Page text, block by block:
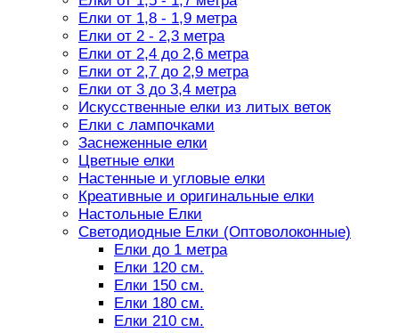
Елки от 1,8 - 1,9 метра
Елки от 2 - 2,3 метра
Елки от 2,4 до 2,6 метра
Елки от 2,7 до 2,9 метра
Елки от 3 до 3,4 метра
Искусственные елки из литых веток
Елки с лампочками
Заснеженные елки
Цветные елки
Настенные и угловые елки
Креативные и оригинальные елки
Настольные Елки
Светодиодные Елки (Оптоволоконные)
Елки до 1 метра
Елки 120 см.
Елки 150 см.
Елки 180 см.
Елки 210 см.